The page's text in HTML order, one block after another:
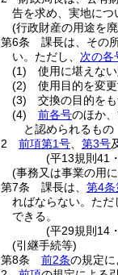
告を求め、実地につ
(行政財産の用途を
第6条
課長は、その
い。 ただし、 次の各
(1)
使用に堪えな
(2)
使用目的を変
(3)
交換の目的を
(4)
前各号のほか
と認められるもの
2
前項第1号 第3号
(平13規則41
(事務又は事業の用
第7条
課長は、 第4
ればならない。 ただ
できる。
(平29規則14
(引継手続等)
第8条
前2条の規定